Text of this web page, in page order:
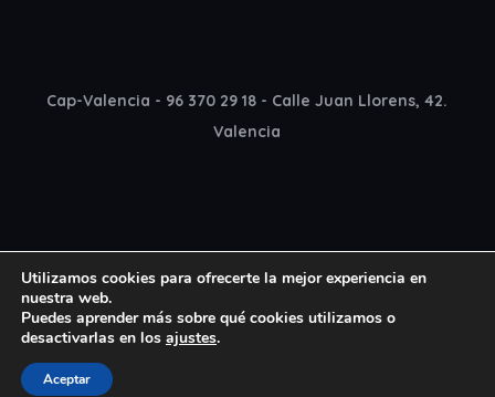
Cap-Valencia - 96 370 29 18 - Calle Juan Llorens, 42.
Valencia
Copyright 2022 Cap Madrid © All rights reserved
Utilizamos cookies para ofrecerte la mejor experiencia en
nuestra web.
Puedes aprender más sobre qué cookies utilizamos o
desactivarlas en los ajustes.
Aceptar